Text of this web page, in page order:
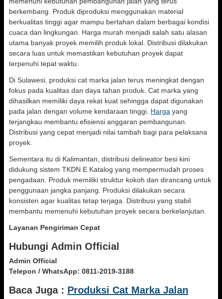
berkembang. Produk diproduksi menggunakan material
berkualitas tinggi agar mampu bertahan dalam berbagai kondisi
cuaca dan lingkungan. Harga murah menjadi salah satu alasan
utama banyak proyek memilih produk lokal. Distribusi dilakukan
secara luas untuk memastikan kebutuhan proyek dapat
terpenuhi tepat waktu.
Di Sulawesi, produksi cat marka jalan terus meningkat dengan
fokus pada kualitas dan daya tahan produk. Cat marka yang
dihasilkan memiliki daya rekat kuat sehingga dapat digunakan
pada jalan dengan volume kendaraan tinggi. Harga yang
terjangkau membantu efisiensi anggaran pembangunan.
Distribusi yang cepat menjadi nilai tambah bagi para pelaksana
proyek.
Sementara itu di Kalimantan, distribusi delineator besi kini
didukung sistem TKDN E Katalog yang mempermudah proses
pengadaan. Produk memiliki struktur kokoh dan dirancang untuk
penggunaan jangka panjang. Produksi dilakukan secara
konsisten agar kualitas tetap terjaga. Distribusi yang stabil
membantu memenuhi kebutuhan proyek secara berkelanjutan.
Layanan Pengiriman Cepat
Hubungi Admin Official
Admin Official
Telepon / WhatsApp: 0811-2019-3188
Baca Juga : Produksi Cat Marka Jalan